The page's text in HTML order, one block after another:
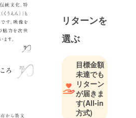
デューサー
の中島の３
名を中心
に、日本の
「空」や
「無」の美
しさに焦点
を当てた制
作を行う。
リターンを
選ぶ
目標金額
未達でも
リターン
が届きま
す(All-in
方式)